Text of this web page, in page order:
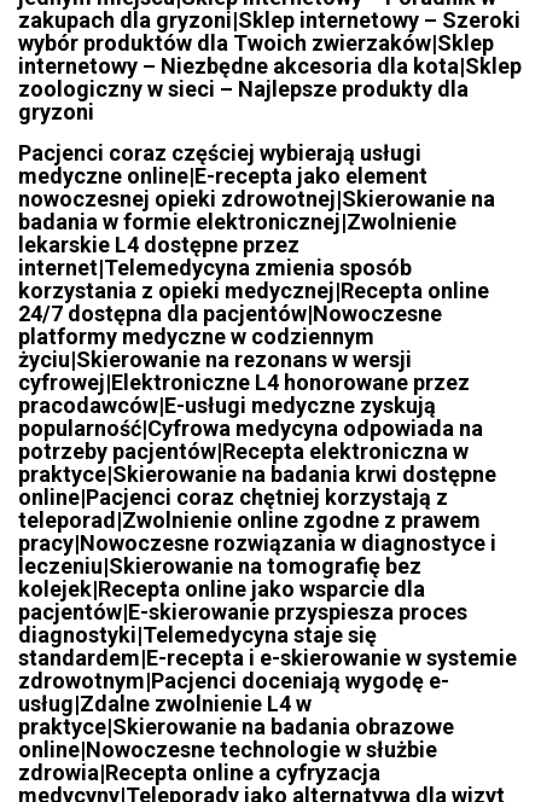
zakupach dla gryzoni|Sklep internetowy – Szeroki
wybór produktów dla Twoich zwierzaków|Sklep
internetowy – Niezbędne akcesoria dla kota|Sklep
zoologiczny w sieci – Najlepsze produkty dla
gryzoni
Pacjenci coraz częściej wybierają usługi
medyczne online|E-recepta jako element
nowoczesnej opieki zdrowotnej|Skierowanie na
badania w formie elektronicznej|Zwolnienie
lekarskie L4 dostępne przez
internet|Telemedycyna zmienia sposób
korzystania z opieki medycznej|Recepta online
24/7 dostępna dla pacjentów|Nowoczesne
platformy medyczne w codziennym
życiu|Skierowanie na rezonans w wersji
cyfrowej|Elektroniczne L4 honorowane przez
pracodawców|E-usługi medyczne zyskują
popularność|Cyfrowa medycyna odpowiada na
potrzeby pacjentów|Recepta elektroniczna w
praktyce|Skierowanie na badania krwi dostępne
online|Pacjenci coraz chętniej korzystają z
teleporad|Zwolnienie online zgodne z prawem
pracy|Nowoczesne rozwiązania w diagnostyce i
leczeniu|Skierowanie na tomografię bez
kolejek|Recepta online jako wsparcie dla
pacjentów|E-skierowanie przyspiesza proces
diagnostyki|Telemedycyna staje się
standardem|E-recepta i e-skierowanie w systemie
zdrowotnym|Pacjenci doceniają wygodę e-
usług|Zdalne zwolnienie L4 w
praktyce|Skierowanie na badania obrazowe
online|Nowoczesne technologie w służbie
zdrowia|Recepta online a cyfryzacja
medycyny|Teleporady jako alternatywa dla wizyt